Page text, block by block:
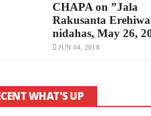
CHAPA on ”Jala
Rakusanta
nidahas, May 26,
JUN 04, 2018
WHAT'S UP